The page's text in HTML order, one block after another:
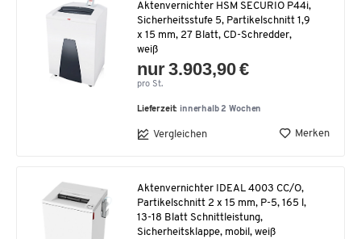
Aktenvernichter HSM SECURIO P44i,
Sicherheitsstufe 5, Partikelschnitt 1,9
x 15 mm, 27 Blatt, CD-Schredder,
weiß
nur 3.903,90 €
pro St.
Lieferzeit: innerhalb 2 Wochen
Vergleichen Merken
Aktenvernichter IDEAL 4003 CC/O,
Partikelschnitt 2 x 15 mm, P-5, 165 l,
13-18 Blatt Schnittleistung,
Sicherheitsklappe, mobil, weiß